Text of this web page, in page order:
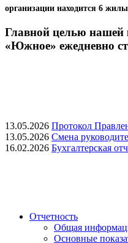
организации находится 6
Главной целью нашей
«Южное» ежедневно
13.05.2026 Протокол
13.05.2026 Смена
16.02.2026 Бухгалтерская
Отчетность
Общая
Основные